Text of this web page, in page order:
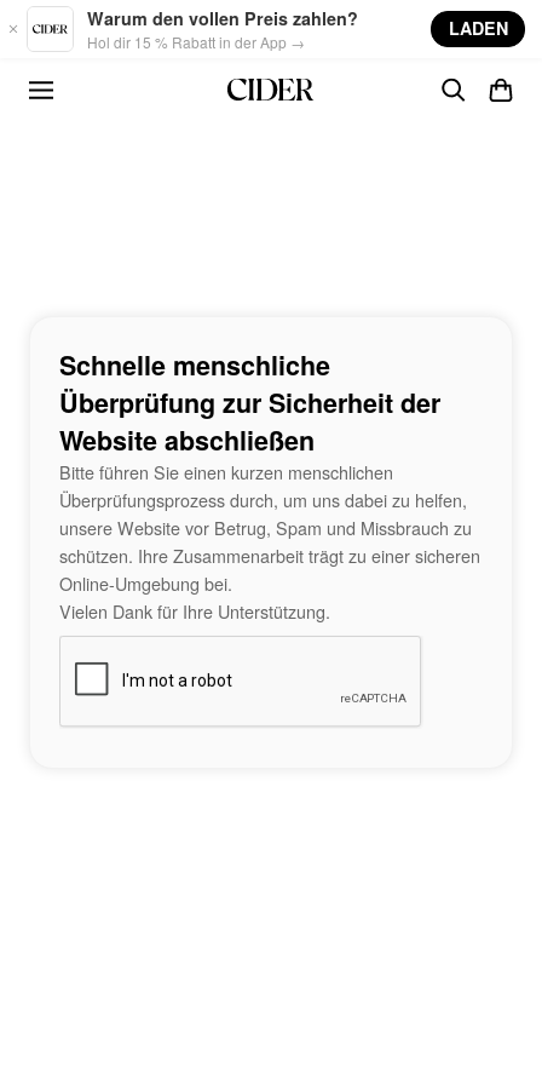
Skip to main content
Warum den vollen Preis zahlen?
Hol dir 15 % Rabatt in der App →
LADEN
Schnelle menschliche
Überprüfung zur Sicherheit der
Website abschließen
Bitte führen Sie einen kurzen menschlichen
Überprüfungsprozess durch, um uns dabei zu helfen,
unsere Website vor Betrug, Spam und Missbrauch zu
schützen. Ihre Zusammenarbeit trägt zu einer sicheren
Online-Umgebung bei.
Vielen Dank für Ihre Unterstützung.